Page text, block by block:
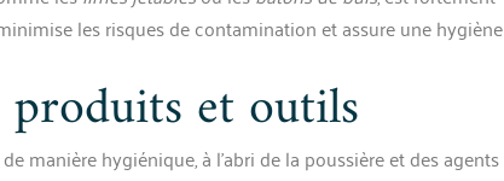
les risques de contamination et assure une hygiène
produits et outils
manière hygiénique, à l’abri de la poussière et des agents